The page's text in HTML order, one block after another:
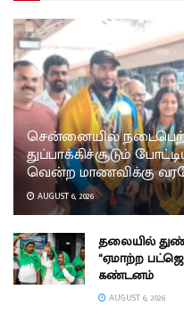
சென்னையில்
துப்பாக்கிச்சூடும்
வென்ற மாணவிக்கு
AUGUST 6, 2026
தலையில்
“ஏமாற்ற
கண்டனம்
AUGUST 6, 2026